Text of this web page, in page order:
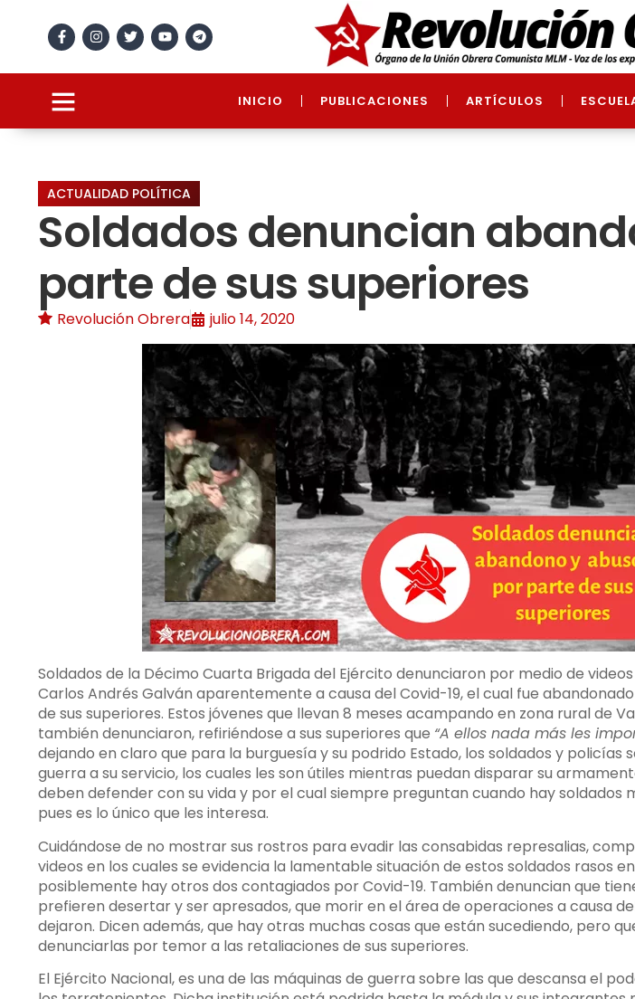
INICIO PUBLICACIONES ARTÍCULOS
ACTUALIDAD POLÍTICA
Soldados denuncian
parte de sus superiores
Revolución Obrera julio 14, 2020
Soldados de la Décimo Cuarta Brigada del Ejército denunciaron por medio de
Carlos Andrés Galván aparentemente a causa del Covid-19, el cual fue
de sus superiores. Estos jóvenes que llevan 8 meses acampando en zona rural de
también denunciaron, refiriéndose a sus superiores que “A ellos nada más les
dejando en claro que para la burguesía y su podrido Estado, los soldados y policías
guerra a su servicio, los cuales les son útiles mientras puedan disparar su
deben defender con su vida y por el cual siempre preguntan cuando hay soldados
pues es lo único que les interesa.
Cuidándose de no mostrar sus rostros para evadir las consabidas represalias,
videos en los cuales se evidencia la lamentable situación de estos soldados rasos
posiblemente hay otros dos contagiados por Covid-19. También denuncian que
prefieren desertar y ser apresados, que morir en el área de operaciones a causa
dejaron. Dicen además, que hay otras muchas cosas que están sucediendo, pero
denunciarlas por temor a las retaliaciones de sus superiores.
El Ejército Nacional, es una de las máquinas de guerra sobre las que descansa el